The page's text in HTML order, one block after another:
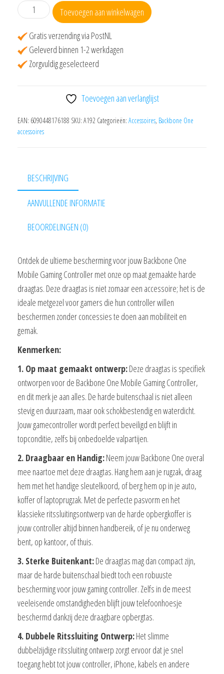
Backbone
One
bechermcase
Zwart
aantal
Toevoegen aan winkelwagen
Gratis verzending via PostNL
Geleverd binnen 1-2 werkdagen
Zorgvuldig geselecteerd
Toevoegen aan verlanglijst
EAN: 6090448176188 SKU: A192 Categorieën: Accessoires, Backbone One
accessoires
BESCHRIJVING
AANVULLENDE INFORMATIE
BEOORDELINGEN (0)
Ontdek de ultieme bescherming voor jouw Backbone One
Mobile Gaming Controller met onze op maat gemaakte harde
draagtas. Deze draagtas is niet zomaar een accessoire; het is de
ideale metgezel voor gamers die hun controller willen
beschermen zonder concessies te doen aan mobiliteit en
gemak.
Kenmerken:
1. Op maat gemaakt ontwerp:Deze draagtas is specifiek
ontworpen voor de Backbone One Mobile Gaming Controller,
en dit merk je aan alles. De harde buitenschaal is niet alleen
stevig en duurzaam, maar ook schokbestendig en waterdicht.
Jouw gamecontroller wordt perfect beveiligd en blijft in
topconditie, zelfs bij onbedoelde valpartijen.
2. Draagbaar en Handig:Neem jouw Backbone One overal
mee naartoe met deze draagtas. Hang hem aan je rugzak, draag
hem met het handige sleutelkoord, of berg hem op in je auto,
koffer of laptoprugzak. Met de perfecte pasvorm en het
klassieke ritssluitingsontwerp van de harde opbergkoffer is
jouw controller altijd binnen handbereik, of je nu onderweg
bent, op kantoor, of thuis.
3. Sterke Buitenkant:De draagtas mag dan compact zijn,
maar de harde buitenschaal biedt toch een robuuste
bescherming voor jouw gaming controller. Zelfs in de meest
veeleisende omstandigheden blijft jouw telefoonhoesje
beschermd dankzij deze draagbare opbergtas.
4. Dubbele Ritssluiting Ontwerp:Het slimme
dubbelzijdige ritssluiting ontwerp zorgt ervoor dat je snel
toegang hebt tot jouw controller, iPhone, kabels en andere